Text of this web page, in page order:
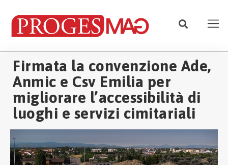
Firmata la convenzione Ade,
Anmic e Csv Emilia per
migliorare l’accessibilità di
luoghi e servizi cimitariali